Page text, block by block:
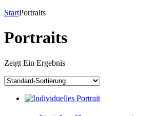
StartPortraits
Portraits
Zeigt Ein Ergebnis